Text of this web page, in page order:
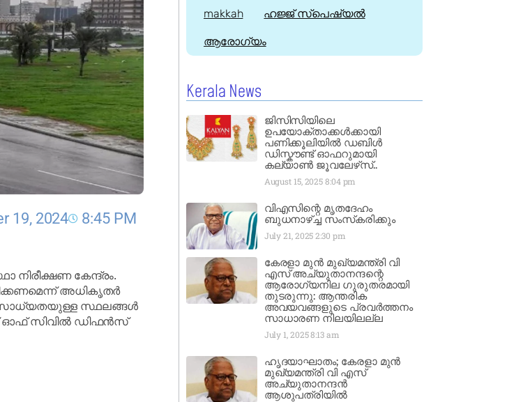
19, 2024 8:45 PM
നിരീക്ഷണ കേന്ദ്രം.
അധികൃതർ
സാധ്യതയുള്ള സ്ഥലങ്ങൾ
ഓഫ് സിവിൽ ഡിഫൻസ്
makkah ഹജ്ജ്‌ സ്പെഷ്യൽ
ആരോഗ്യം
Kerala News
ജിസിസിയിലെ
ഉപയോക്താക്കൾക്കായി
പണിക്കൂലിയിൽ ഡബിൾ
ഡിസ്കൗണ്ട് ഓഫറുമായി
കല്യാൺ ജൂവലേഴ്‌സ്..
August 15, 20258:04 pm
വിഎസിന്റെ മൃതദേഹം
ബുധനാഴ്ച്ച സംസ്‌കരിക്കും
July 21, 20252:30 pm
കേരളാ മുൻ മുഖ്യമന്ത്രി വി
എസ് അച്യുതാനന്ദന്റെ
ആരോഗ്യനില ഗുരുതരമായി
തുടരുന്നു: ആന്തരിക
അവയവങ്ങളുടെ പ്രവർത്തനം
സാധാരണ നിലയിലല്ല
July 1, 20258:13 am
ഹൃദയാഘാതം; കേരളാ മുൻ
മുഖ്യമന്ത്രി വി എസ്
അച്യുതാനന്ദൻ
ആശുപത്രിയിൽ